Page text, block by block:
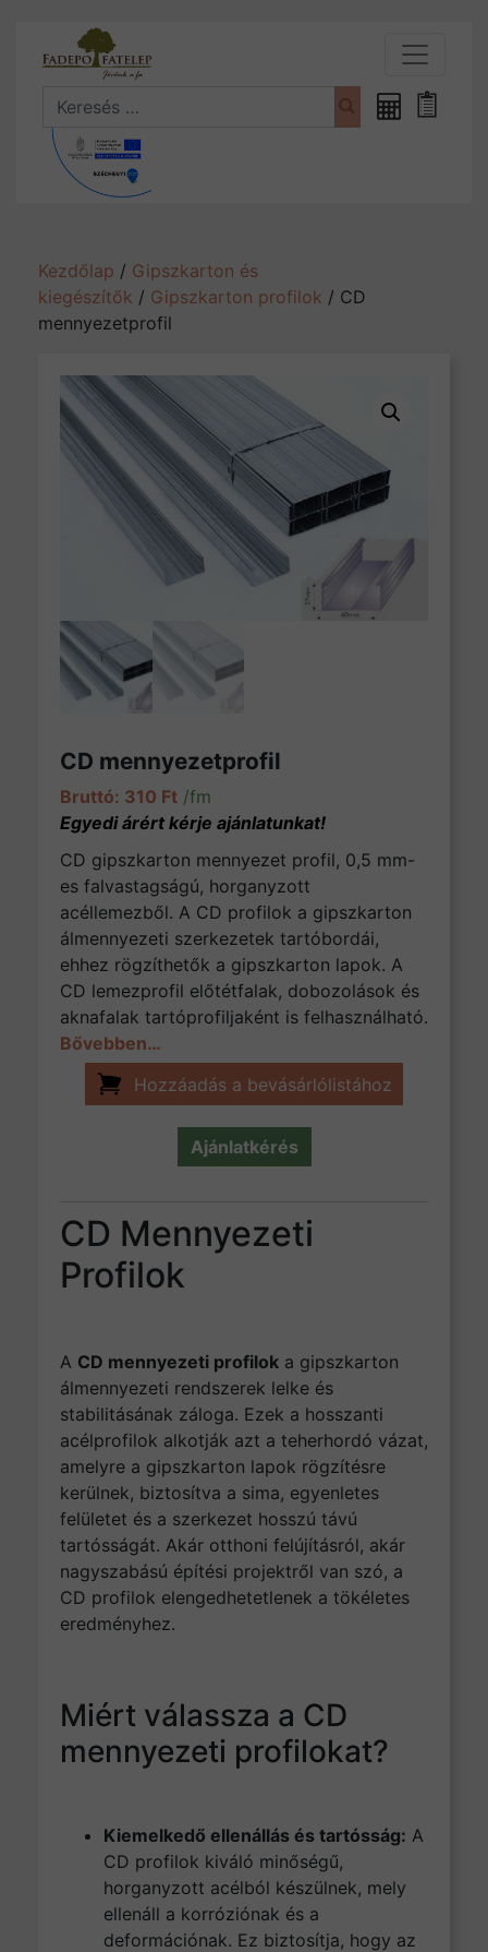
Search
Fűrészáru
Kezdőlap / Gipszkarton és
kiegészítők / Gipszkarton profilok / CD
mennyezetprofil
CD mennyezetprofil
310 Ft /fm
CD gipszkarton mennyezet profil, 0,5 mm-
es falvastagságú, horganyzott
acéllemezből. A CD profilok a gipszkarton
álmennyezeti szerkezetek tartóbordái,
ehhez rögzíthetők a gipszkarton lapok. A
CD lemezprofil előtétfalak, dobozolások és
aknafalak tartóprofiljaként is felhasználható.
Bővebben…
Hozzáadás a bevásárlólistához
Ajánlatkérés
CD Mennyezeti
Profilok
A CD mennyezeti profilok a gipszkarton
álmennyezeti rendszerek lelke és
stabilitásának záloga. Ezek a hosszanti
acélprofilok alkotják azt a teherhordó vázat,
amelyre a gipszkarton lapok rögzítésre
kerülnek, biztosítva a sima, egyenletes
felületet és a szerkezet hosszú távú
tartósságát. Akár otthoni felújításról, akár
nagyszabású építési projektről van szó, a
CD profilok elengedhetetlenek a tökéletes
eredményhez.
Miért válassza a CD
mennyezeti profilokat?
Kiemelkedő ellenállás és tartósság: A
CD profilok kiváló minőségű,
horganyzott acélból készülnek, mely
ellenáll a korróziónak és a
deformációnak. Ez biztosítja, hogy az